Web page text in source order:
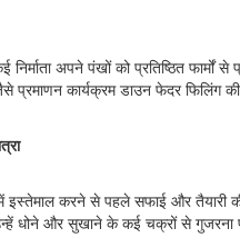
अपने पंखों को प्रतिष्ठित
कार्यक्रम डाउन फेदर फिलिंग
करने से पहले सफाई और तैयारी
धोने और सुखाने के कई चक्रों से गुजरना